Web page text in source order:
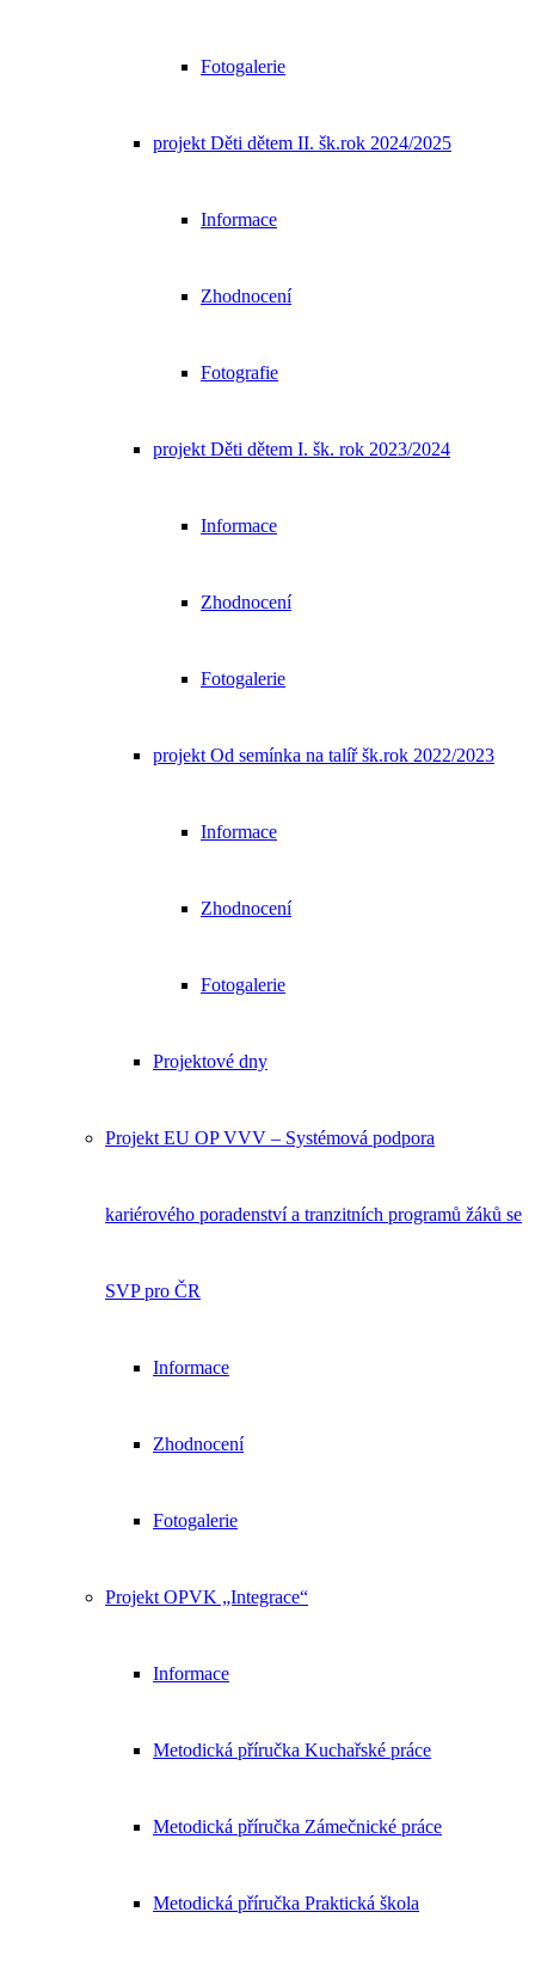
Fotogalerie
projekt Děti dětem II. šk.rok 2024/2025
Informace
Zhodnocení
Fotografie
projekt Děti dětem I. šk. rok 2023/2024
Informace
Zhodnocení
Fotogalerie
projekt Od semínka na talíř šk.rok 2022/2023
Informace
Zhodnocení
Fotogalerie
Projektové dny
Projekt EU OP VVV – Systémová podpora
kariérového poradenství a tranzitních programů žáků se
SVP pro ČR
Informace
Zhodnocení
Fotogalerie
Projekt OPVK „Integrace“
Informace
Metodická příručka Kuchařské práce
Metodická příručka Zámečnické práce
Metodická příručka Praktická škola